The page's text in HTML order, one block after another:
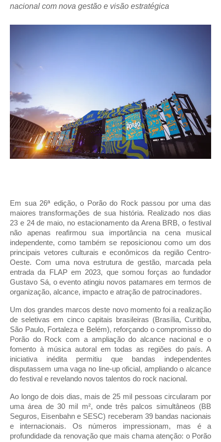
nacional com nova gestão e visão estratégica
Em sua 26ª edição, o Porão do Rock passou por uma das
maiores transformações de sua história. Realizado nos dias
23 e 24 de maio, no estacionamento da Arena BRB, o festival
não apenas reafirmou sua importância na cena musical
independente, como também se reposicionou como um dos
principais vetores culturais e econômicos da região Centro-
Oeste. Com uma nova estrutura de gestão, marcada pela
entrada da FLAP em 2023, que somou forças ao fundador
Gustavo Sá, o evento atingiu novos patamares em termos de
organização, alcance, impacto e atração de patrocinadores.
Um dos grandes marcos deste novo momento foi a realização
de seletivas em cinco capitais brasileiras (Brasília, Curitiba,
São Paulo, Fortaleza e Belém), reforçando o compromisso do
Porão do Rock com a ampliação do alcance nacional e o
fomento à música autoral em todas as regiões do país. A
iniciativa inédita permitiu que bandas independentes
disputassem uma vaga no line-up oficial, ampliando o alcance
do festival e revelando novos talentos do rock nacional.
Ao longo de dois dias, mais de 25 mil pessoas circularam por
uma área de 30 mil m², onde três palcos simultâneos (BB
Seguros, Eisenbahn e SESC) receberam 39 bandas nacionais
e internacionais. Os números impressionam, mas é a
profundidade da renovação que mais chama atenção: o Porão